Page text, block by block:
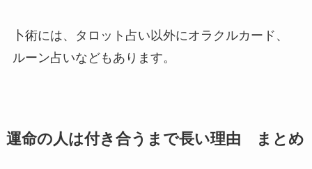
卜術には、タロット占い以外にオラクルカード、
ルーン占いなどもあります。
運命の人は付き合うまで長い理由 まとめ